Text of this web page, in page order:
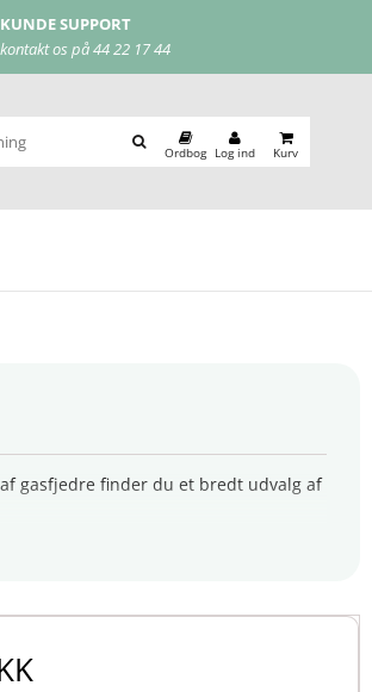
MOBILEPAY
let og nem betaling
Ordbog Log ind Kurv
gasfjedre finder du et bredt udvalg af